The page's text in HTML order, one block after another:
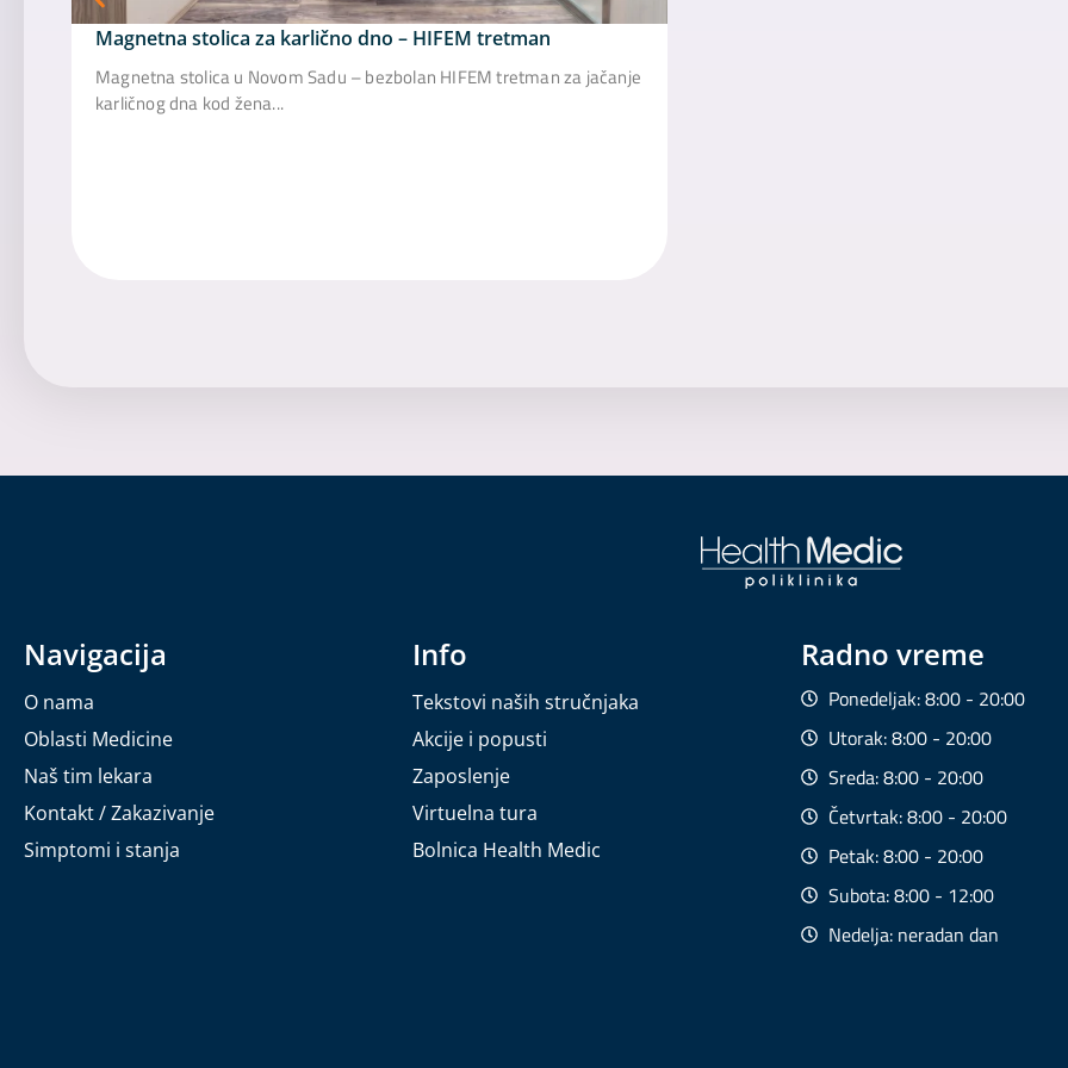
Magnetna stolica za karlično dno – HIFEM tretman
Magnetna stolica u Novom Sadu – bezbolan HIFEM tretman za jačanje
karličnog dna kod žena...
Navigacija
O nama
Oblasti Medicine
Naš tim lekara
Kontakt / Zakazivanje
Simptomi i stanja
Info
Tekstovi naših stručnjaka
Akcije i popusti
Zaposlenje
Virtuelna tura
Bolnica Health Medic
Radno vreme
Ponedeljak: 8:00 - 20:00
Utorak: 8:00 - 20:00
Sreda: 8:00 - 20:00
Četvrtak: 8:00 - 20:00
Petak: 8:00 - 20:00
Subota: 8:00 - 12:00
Nedelja: neradan dan